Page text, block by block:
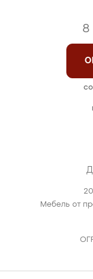
Мебель от
8